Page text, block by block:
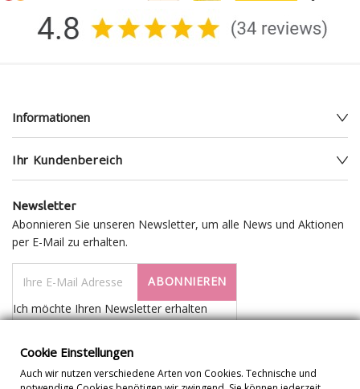
Informationen
Ihr Kundenbereich
Newsletter
Abonnieren Sie unseren Newsletter, um alle News und Aktionen
per E-Mail zu erhalten.
ABONNIEREN
Ich möchte Ihren Newsletter erhalten
Cookie Einstellungen
Auch wir nutzen verschiedene Arten von Cookies. Technische und